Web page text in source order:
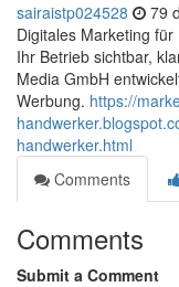
sairaistp024528 79
Digitales Marketing
Ihr Betrieb sichtbar,
Media GmbH
Werbung. https://
handwerker.html
Comments
Comments
Submit a Comment